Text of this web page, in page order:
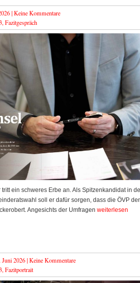
|Keine Kommentare
, Fazitgespräch
ein schweres Erbe an. Als Spitzenkandidat in
soll er dafür sorgen, dass die ÖVP
Angesichts der Umfragen weiterlesen
Juni 2026 |Keine Kommentare
, Fazitportrait